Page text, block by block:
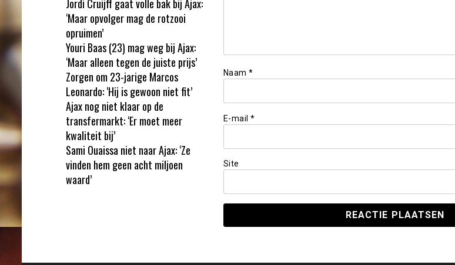
Naam *
E-mail *
Site
Jordi Cruijff gaat volle bak bij Ajax:
‘Maar opvolger mag de rotzooi
opruimen’
Youri Baas (23) mag weg bij Ajax:
‘Maar alleen tegen de juiste prijs’
Zorgen om 23-jarige Marcos
Leonardo: ‘Hij is gewoon niet fit’
Ajax nog niet klaar op de
transfermarkt: ‘Er moet meer
kwaliteit bij’
Sami Ouaissa niet naar Ajax: ‘Ze
vinden hem geen acht miljoen
waard’